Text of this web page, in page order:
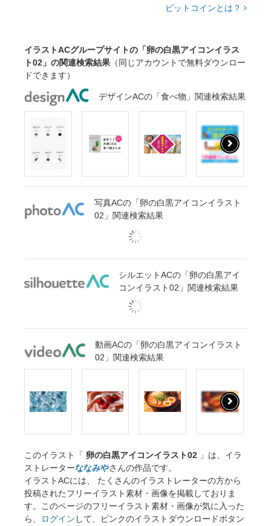
ビットコインとは？
イラストACグループサイトの「卵の白黒アイコンイラス
ト02」の関連検索結果 （同じアカウントで無料ダウンロー
ドできます）
デザインACの「食べ物」関連検索結果
写真ACの「卵の白黒アイコンイラスト
02」関連検索結果
シルエットACの「卵の白黒アイ
コンイラスト02」関連検索結果
動画ACの「卵の白黒アイコンイラスト
02」関連検索結果
このイラスト「 卵の白黒アイコンイラスト02 」は、イラ
ストレーターななみやさんの作品です。
イラストACには、 たくさんのイラストレーターの方から
投稿されたフリーイラスト素材・画像を掲載しておりま
す。このページのフリーイラスト素材・画像が気に入った
ら、
ログイン して、ピンクのイラストダウンロードボタン